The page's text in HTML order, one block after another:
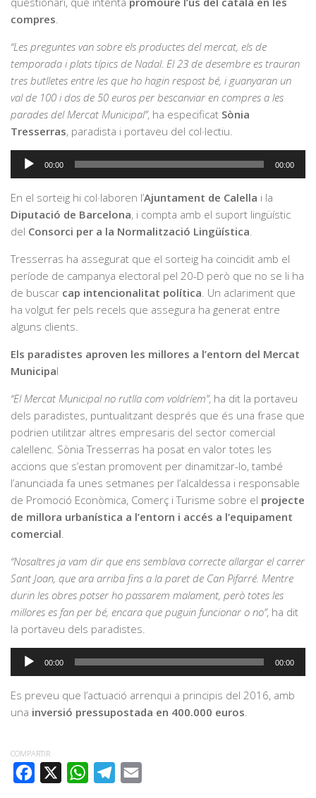
compres.
“Les preguntes van sobre els productes del mercat, els de
temporada i plats típics de Nadal. El 23 de desembre es trauran
tres butlletes entre les que ho hagin respost bé, i guanyaran un
val de 100 i dos de 50 euros per bescanviar en compres a les
parades del Mercat Municipal”, ha especificat Sònia
Tresserras, paradista i portaveu del col·lectiu.
Reproductor
d'àudio
00:00 00:00
En el sorteig hi col·laboren l’Ajuntament de Calella i la
Diputació de Barcelona, i compta amb el suport lingüístic
del Consorci per a la Normalització Lingüística.
Tresserras ha assegurat que el sorteig ha coincidit amb el
període de campanya electoral pel 20-D però que no se li ha
de buscar cap intencionalitat política. Un aclariment que
ha volgut fer pels recels que assegura ha generat entre
alguns clients.
Els paradistes aproven les millores a l’entorn del Mercat
Municipal
“El Mercat Municipal no rutlla com voldríem”, ha dit la portaveu
dels paradistes, puntualitzant després que és una frase que
podrien utilitzar altres empresaris del sector comercial
calellenc. Sònia Tresserras ha posat en valor totes les
accions que s’estan promovent per dinamitzar-lo, també
l’anunciada fa unes setmanes per l’alcaldessa i responsable
de Promoció Econòmica, Comerç i Turisme sobre el projecte
de millora urbanística a l’entorn i accés a l’equipament
comercial.
“Nosaltres ja vam dir que ens semblava correcte allargar el carrer
Sant Joan, que ara arriba fins a la paret de Can Pifarré. Mentre
durin les obres potser ho passarem malament, però totes les
millores es fan per bé, encara que puguin funcionar o no”, ha dit
la portaveu dels paradistes.
Reproductor
d'àudio
00:00 00:00
Es preveu que l’actuació arrenqui a principis del 2016, amb
una inversió pressupostada en 400.000 euros.
COMPARTIR
FACEBOOK
WHATSAPPTELEGRAM